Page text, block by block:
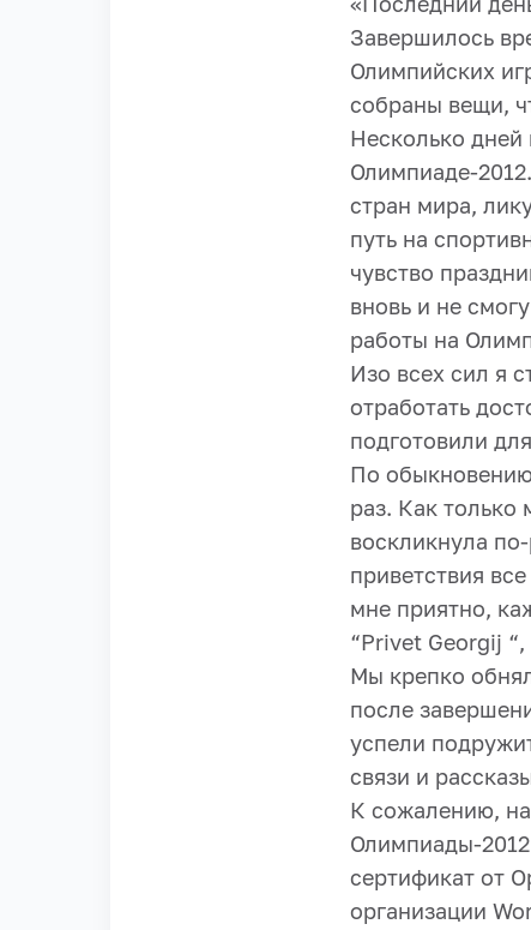
Завершилось
Олимпийских
собраны вещи,
Несколько
Олимпиаде-
стран мира,
путь на
чувство
вновь и не
работы на
Изо всех сил я
отработать
подготовили
По обыкновению
раз. Как
воскликнула
приветствия
мне приятно,
“Privet Georgij
Мы крепко
после
успели
связи и
К сожалению,
Олимпиады-
сертификат от
организации